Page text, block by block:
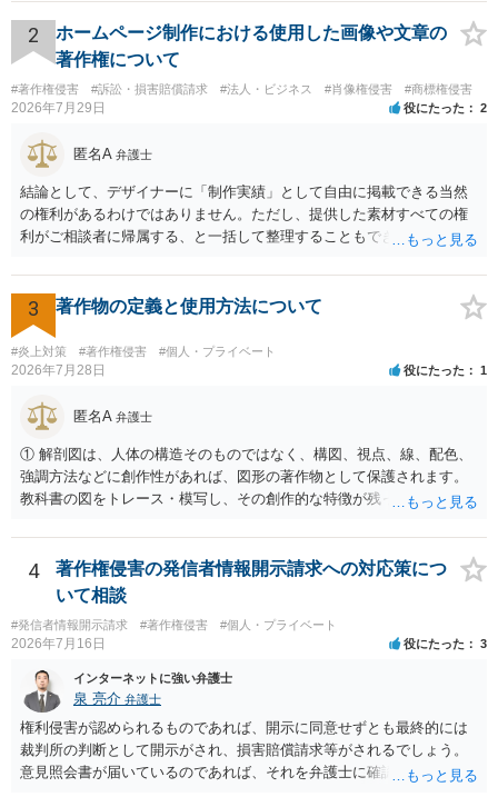
推測できる」という点は、裁判で争われた場合に「専ら顧客吸引力の
利用を目的とする」と判断される余地を残すため、一定の注意が必要
です。 また、広告収益の有無は、侵害判断に一定の影響を与える可能
性がありますが、決定的要因ではありません。 パブリシティ権侵害の
成否は、主に「専ら顧客吸引力の利用を目的とするか」という点で判
断されます。広告収益があることは「商業的目的」を強く示す要素で
すが、それだけで直ちに侵害となるわけではありません。完全無償・
非営利であれば「表現の自由」「創作物」としての側面が強く評価さ
れる可能性があります。一方、広告収益がある場合は「商業利用」と
しての色彩が強まり、リスクが高まる可能性があります。 公開前に変
更・確認しておく事項については、公開の場でアドバイスするにも限
界があるかと思うので、資料等を持参の上、弁護士に相談されること
も一つかと存じます。
2
ホームページ制作における使用した画像や文章の
著作権について
#著作権侵害 #訴訟・損害賠償請求 #法人・ビジネス #肖像権侵害 #商標権侵害
2026年7月29日 役にたった 2
匿名A 弁護士
結論として、デザイナーに「制作実績」として自由に掲載できる当然
の権利があるわけではありません。ただし、提供した素材すべての権
利がご相談者に帰属する、と一括して整理することもできません。 ご
身が著作権者です。 他方、ブランド名、文字主体のロゴ、商品情報、
短いキャッチコピー、販売コンセプトなどは、通常、著作物には当た
りません。ただし、ロゴに独自の図形やイラスト等が含まれる場合に
は、その表現部分が著作物となる可能性があります。 また、人物写真
の著作権は撮影者に、肖像に関する権利は被写体本人に帰属します
わけではありません。デザイナーが独自に制作したイラストやバナー
等は別として、一般的なレイアウトや配色、依頼者から提供された素
材を希望に沿って配置した部分には、通常、著作物性は認められにく
いと考えられます。仮に具体的な画面構成の一部に創作性が認められ
ても、その権利は当該部分に限られ、ご相談者の写真や文章等を制作
の同意があれば別です。また、単に制作を担当した事実を記載した
り、公開中のサイトへリンクしたりする行為まで当然に禁止できると
様、掲載目的、態様、必要性、本人の特定可能性等から判断されま
める方向の事情となりますが、自動的に肖像権侵害となるわけではあ
りません。 まず、見積書、メール、チャット、デザイナーの利用規約
を確認したうえで、「提供素材及びこれを含む画面の複製・SNS掲載
を許諾しない」と書面で明確に通知することをお勧めします。すでに
掲載された場合は、URL、掲載日時、画面を保存してから削除を求め
3 著作物の定義と使用方法について
#炎上対策 #著作権侵害 #個人・プライベート
2026年7月28日 役にたった 1
匿名A 弁護士
① 解剖図は、人体の構造そのものではなく、構図、視点、線、配色、
強調方法などに創作性があれば、図形の著作物として保護されます。
教科書の図をトレース・模写し、その創作的な特徴が残っていれば、
も、SNSへの公開は私的使用には当たりません。 ② 出典を記載するだ
けでは、適法な引用にはなりません。自分の説明や批評が主で、図が
その説明に必要な従たる資料であること、引用部分が明確に区別さ
れ、必要な範囲に限られていることなどが必要です。勉強ノートの教
材として図そのものを中心的に掲載する場合、引用と認められにくい
でしょう。 文章についても、単に所々表現を変えただけで適法になる
とは限りません。医学上の事実を理解したうえで、ご自身の表現と構
成でまとめる必要があります。 安全にSNSで公開するには、教科書の
図をトレース・模写した部分は掲載せず、人体の構造という事実を基
に、自分で構図や表現を工夫して作図する方法が考えられます。ま
た、改変・SNS掲載が認められたオープンライセンス素材を、利用条
件に従って使う方法もあります。トレースした図を残したい場合は、
4
著作権侵害の発信者情報開示請求への対応策につ
いて相談
#発信者情報開示請求 #著作権侵害 #個人・プライベート
2026年7月16日 役にたった 3
インターネットに強い弁護士
泉 亮介 弁護士
権利侵害が認められるものであれば、開示に同意せずとも最終的には
裁判所の判断として開示がされ、損害賠償請求等がされるでしょう。
意見照会書が届いているのであれば、それを弁護士に確認してもらっ